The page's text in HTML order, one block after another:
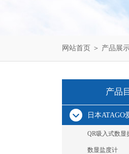
网站首页 ＞ 产品展
产品
日本ATAGO
QR吸入式数显
数显盐度计